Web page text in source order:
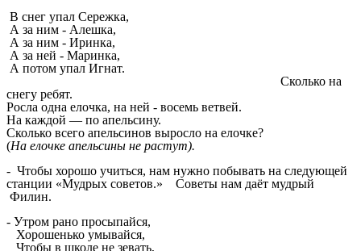
В снег упал Сережка,
А за ним - Алешка,
А за ним - Иринка,
А за ней - Маринка,
А потом упал Игнат.
Сколько на
снегу ребят.
Росла одна елочка, на ней - восемь ветвей.
На каждой — по апельсину.
Сколько всего апельсинов выросло на елочке?
(На елочке апельсины не растут).
- Чтобы хорошо учиться, нам нужно побывать на следующей
станции «Мудрых советов.» Советы нам даёт мудрый
Филин.
- Утром рано просыпайся,
Хорошенько умывайся,
Чтобы в школе не зевать,